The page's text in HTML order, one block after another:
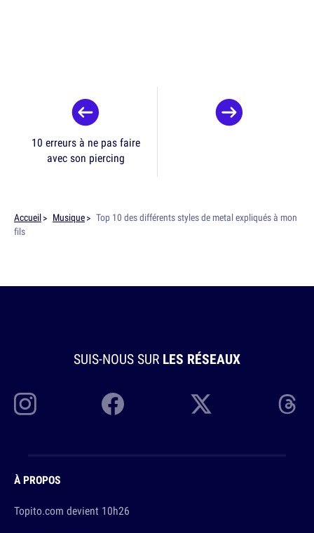
10 erreurs à ne pas faire
avec son piercing
Accueil Musique
Top 10 des différents styles de metal expliqués à mon
fils
SUIS-NOUS SUR LES RÉSEAUX
À PROPOS
Topito.com devient 10h26